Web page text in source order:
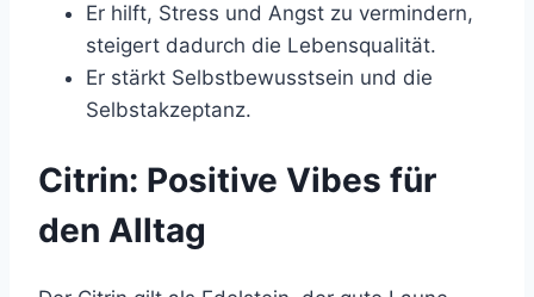
Er hilft, Stress und Angst zu vermindern,
steigert dadurch die Lebensqualität.
Er stärkt Selbstbewusstsein und die
Selbstakzeptanz.
Citrin: Positive Vibes für
den Alltag